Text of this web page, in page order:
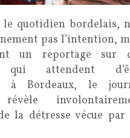
le quotidien bordelais,
pas l’intention,
un reportage sur
qui attendent
à Bordeaux, le
la détresse vécue par